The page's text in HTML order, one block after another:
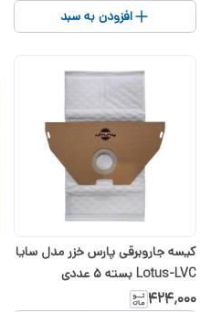
افزودن به سبد
کیسه جاروبرقی پارس خزر مدل سایا
Lotus-LVC بسته 5 عددی
۴۲۴٬۰۰۰